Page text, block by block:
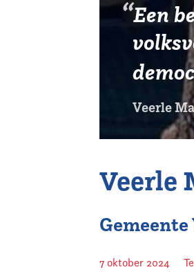
Een
Veerle
Veerle
Gemeente
7 oktober 2024